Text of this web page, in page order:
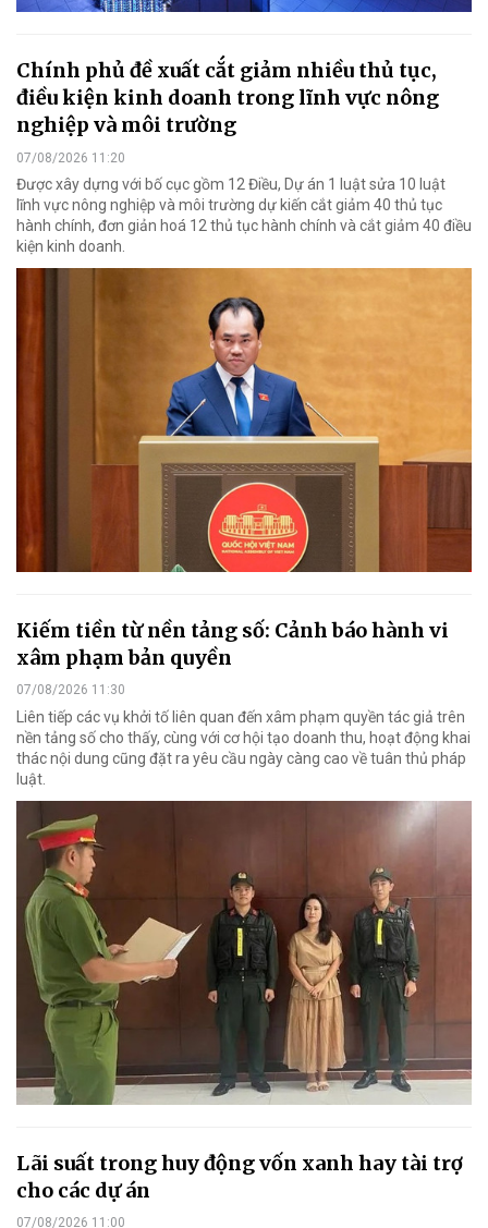
Chính phủ đề xuất cắt giảm nhiều thủ tục,
điều kiện kinh doanh trong lĩnh vực nông
nghiệp và môi trường
07/08/2026 11:20
Được xây dựng với bố cục gồm 12 Điều, Dự án 1 luật sửa 10 luật
lĩnh vực nông nghiệp và môi trường dự kiến cắt giảm 40 thủ tục
hành chính, đơn giản hoá 12 thủ tục hành chính và cắt giảm 40 điều
kiện kinh doanh.
Kiếm tiền từ nền tảng số: Cảnh báo hành vi
xâm phạm bản quyền
07/08/2026 11:30
Liên tiếp các vụ khởi tố liên quan đến xâm phạm quyền tác giả trên
nền tảng số cho thấy, cùng với cơ hội tạo doanh thu, hoạt động khai
thác nội dung cũng đặt ra yêu cầu ngày càng cao về tuân thủ pháp
luật.
Lãi suất trong huy động vốn xanh hay tài trợ
cho các dự án
07/08/2026 11:00